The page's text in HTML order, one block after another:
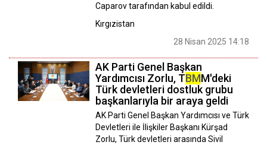
Caparov tarafından kabul edildi.
Kırgızistan
28 Nisan 2025 14:18
AK Parti Genel Başkan
Yardımcısı Zorlu, TBMM'deki
Türk devletleri dostluk grubu
başkanlarıyla bir araya geldi
AK Parti Genel Başkan Yardımcısı ve Türk
Devletleri ile İlişkiler Başkanı Kürşad
Zorlu, Türk devletleri arasında Sivil